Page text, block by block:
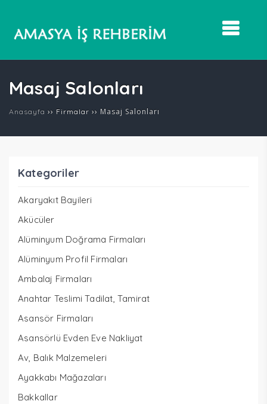
Masaj Salonları
Anasayfa ›› Firmalar ›› Masaj Salonları
Kategoriler
Akaryakıt Bayileri
Akücüler
Alüminyum Doğrama Firmaları
Alüminyum Profil Firmaları
Ambalaj Firmaları
Anahtar Teslimi Tadilat, Tamirat
Asansör Firmaları
Asansörlü Evden Eve Nakliyat
Av, Balık Malzemeleri
Ayakkabı Mağazaları
Bakkallar